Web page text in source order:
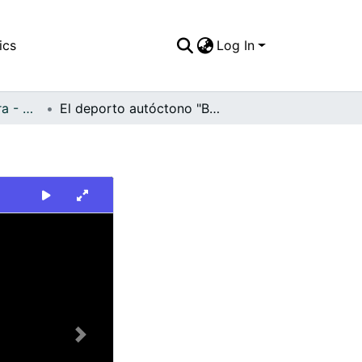
Log In
FFDO - Buenaventura - Patrimonial El deporto autóctono "Balompesado"
Next